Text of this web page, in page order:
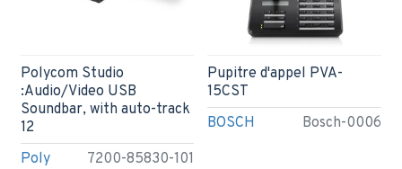
Poly 7200-85830-101
Polycom Studio
:Audio/Video USB
Soundbar, with auto-track
12
BOSCH Bosch-0006
Pupitre d'appel PVA-
15CST